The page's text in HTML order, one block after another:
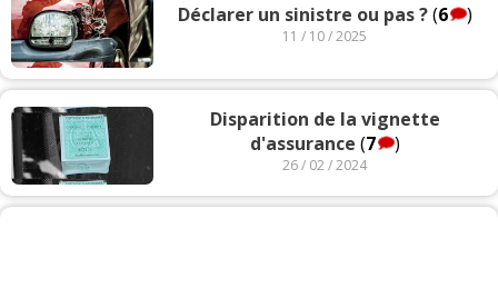
Déclarer un sinistre ou pas ?(6 )
11 / 10 / 2025
Disparition de la vignette
d'assurance (7 )
26 / 02 / 2024